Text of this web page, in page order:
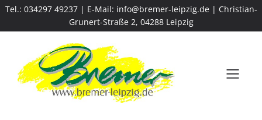
Tel.: 034297 49237 | E-Mail: info@bremer-leipzig.de | Christian-
Grunert-Straße 2, 04288 Leipzig